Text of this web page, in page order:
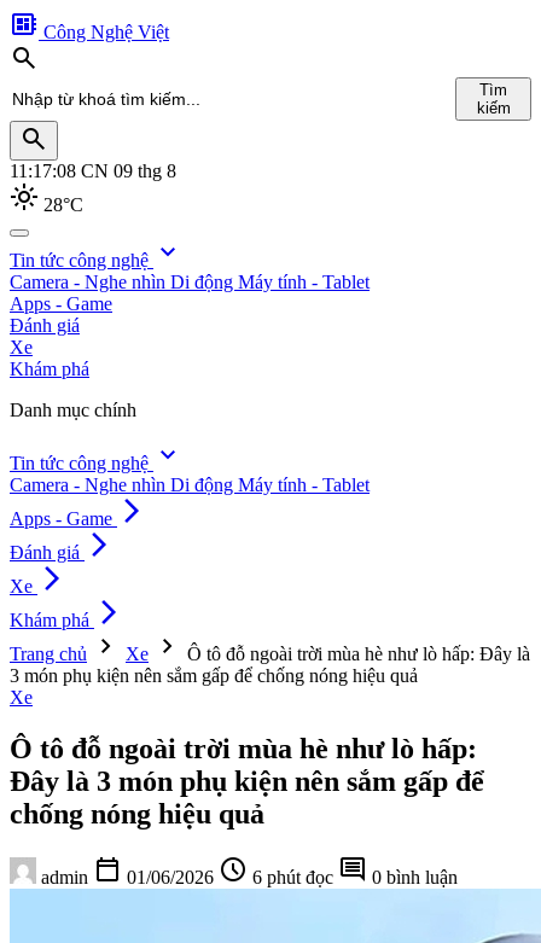
developer_board Công Nghệ Việt
search
Tìm
kiếm
search
11:17:10 CN 09 thg 8
light_mode 28°C
search
Tin tức công nghệ expand_more
Camera - Nghe nhìn Di động Máy tính - Tablet
Apps - Game
Đánh giá
Xe
Khám phá
Danh mục chính
Tin tức công nghệ expand_more
Camera - Nghe nhìn Di động Máy tính - Tablet
Apps - Game arrow_forward_ios
Đánh giá arrow_forward_ios
Xe arrow_forward_ios
Khám phá arrow_forward_ios
Trang chủ chevron_right Xe chevron_right
Ô tô đỗ ngoài trời mùa hè như lò hấp: Đây là
3 món phụ kiện nên sắm gấp để chống nóng hiệu quả
Xe
Ô tô đỗ ngoài trời mùa hè như lò hấp:
Đây là 3 món phụ kiện nên sắm gấp để
chống nóng hiệu quả
admin calendar_today 01/06/2026 schedule 6 phút đọc comment 0 bình luận